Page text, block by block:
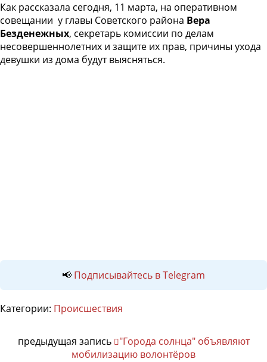
Как рассказала сегодня, 11 марта, на оперативном
совещании у главы Советского района Вера
Безденежных, секретарь комиссии по делам
несовершеннолетних и защите их прав, причины ухода
девушки из дома будут выясняться.
📢 Подписывайтесь в Telegram
Категории: Происшествия
предыдущая запись
"Города солнца" объявляют
мобилизацию волонтёров